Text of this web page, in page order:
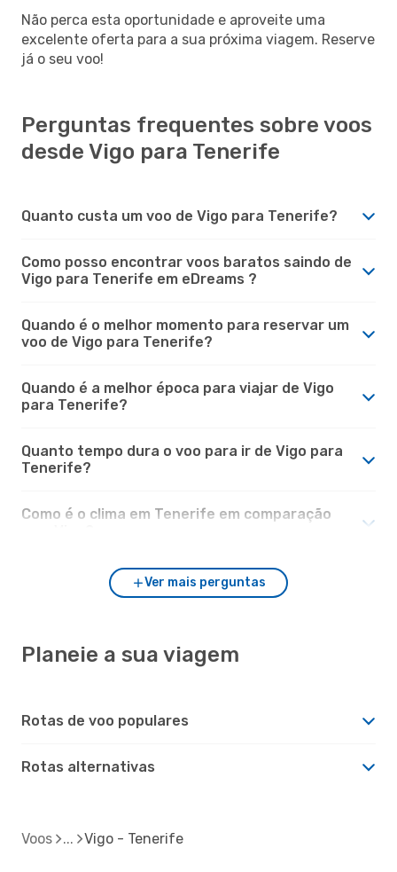
Não perca esta oportunidade e aproveite uma
excelente oferta para a sua próxima viagem. Reserve
já o seu voo!
Perguntas frequentes sobre voos
desde Vigo para Tenerife
Quanto custa um voo de Vigo para Tenerife?
Como posso encontrar voos baratos saindo de
Vigo para Tenerife em eDreams ?
Quando é o melhor momento para reservar um
voo de Vigo para Tenerife?
Quando é a melhor época para viajar de Vigo
para Tenerife?
Quanto tempo dura o voo para ir de Vigo para
Tenerife?
Como é o clima em Tenerife em comparação
Ver mais perguntas
Planeie a sua viagem
Rotas de voo populares
Rotas alternativas
Voos Vigo - Tenerife